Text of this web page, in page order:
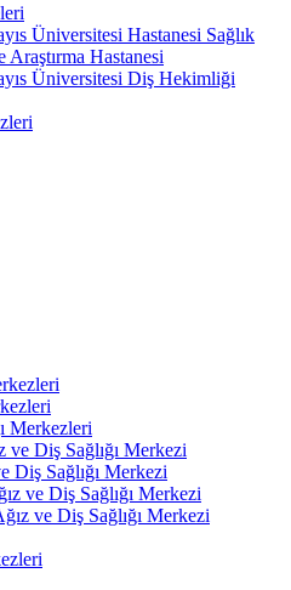
Üniversitesi Hastanesi Sağlık
Araştırma Hastanesi
Üniversitesi Diş Hekimliği
Merkezleri
ve Diş Sağlığı Merkezi
Diş Sağlığı Merkezi
ve Diş Sağlığı Merkezi
ve Diş Sağlığı Merkezi